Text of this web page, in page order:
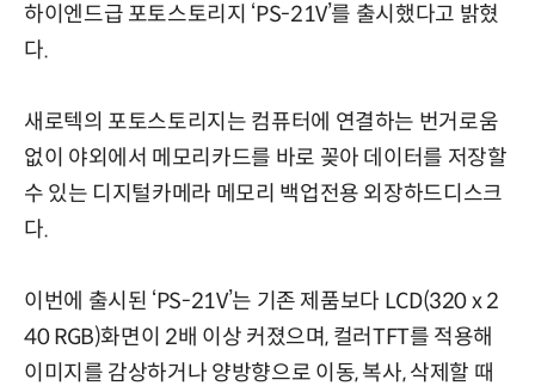
하이엔드급 포토스토리지 ‘PS-21V’를 출시했다고 밝혔
다.
새로텍의 포토스토리지는 컴퓨터에 연결하는 번거로움
없이 야외에서 메모리카드를 바로 꽂아 데이터를 저장할
수 있는 디지털카메라 메모리 백업전용 외장하드디스크
다.
이번에 출시된 ‘PS-21V’는 기존 제품보다 LCD(320 x 2
40 RGB)화면이 2배 이상 커졌으며, 컬러TFT를 적용해
이미지를 감상하거나 양방향으로 이동, 복사, 삭제할 때